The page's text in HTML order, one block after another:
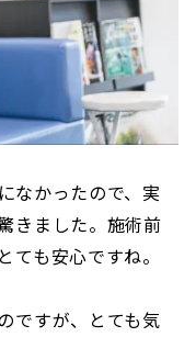
なかったので、実
きました。施術前
も安心ですね。
ですが、とても気